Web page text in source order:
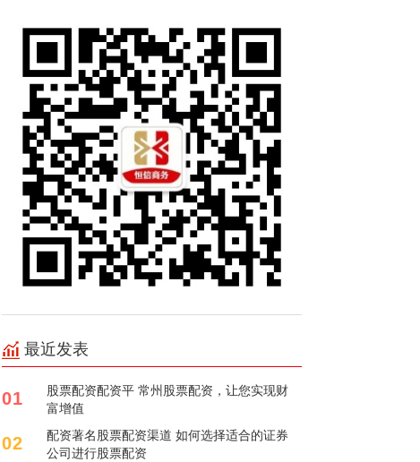
最近发表
01
股票配资配资平 常州股票配资，让您实现财
富增值
02
配资著名股票配资渠道 如何选择适合的证券
公司进行股票配资